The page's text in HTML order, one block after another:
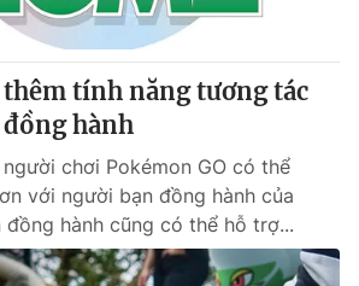
thêm tính năng tương tác
hành
chơi Pokémon GO có thể
với người bạn đồng hành của
đồng hành cũng có thể hỗ trợ...